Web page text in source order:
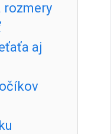
rozmery
aj